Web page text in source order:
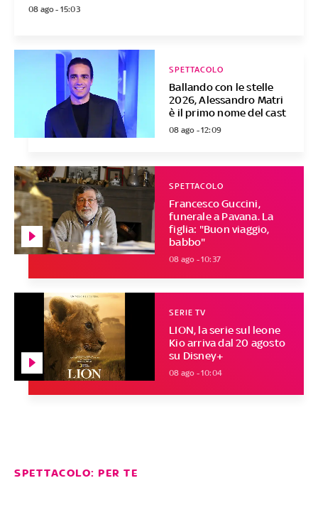
08 ago - 15:03
Ballando con le stelle
2026, Alessandro Matri
è il primo nome del cast
SPETTACOLO
08 ago - 12:09
Francesco Guccini,
funerale a Pavana. La
figlia: "Buon viaggio,
babbo"
SPETTACOLO
08 ago - 10:37
LION, la serie sul leone
Kio arriva dal 20 agosto
su Disney+
SERIE TV
08 ago - 10:04
SPETTACOLO: PER TE